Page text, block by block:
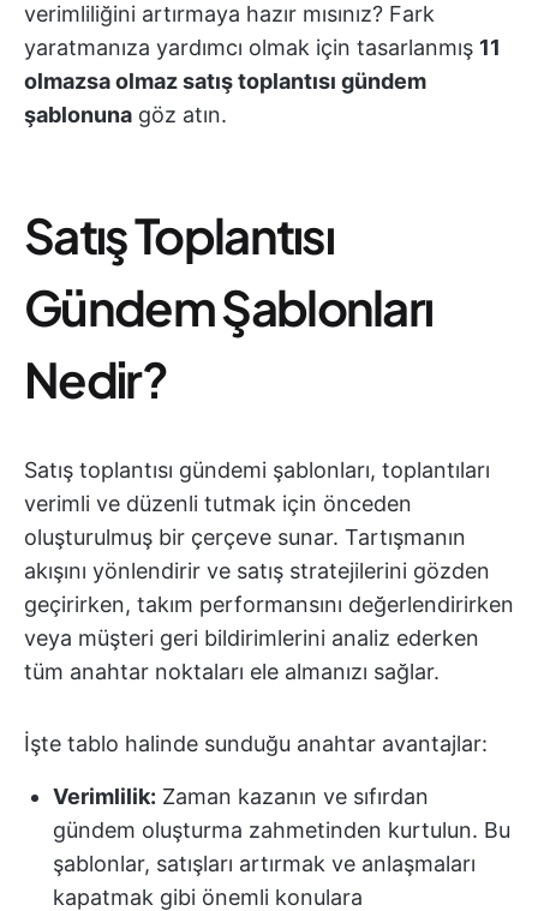
verimliliğini artırmaya hazır mısınız? Fark
yaratmanıza yardımcı olmak için tasarlanmış 11
olmazsa olmaz satış toplantısı gündem
şablonuna göz atın.
Satış Toplantısı
Gündem Şablonları
Nedir?
Satış toplantısı gündemi şablonları, toplantıları
verimli ve düzenli tutmak için önceden
oluşturulmuş bir çerçeve sunar. Tartışmanın
akışını yönlendirir ve satış stratejilerini gözden
geçirirken, takım performansını değerlendirirken
veya müşteri geri bildirimlerini analiz ederken
tüm anahtar noktaları ele almanızı sağlar.
İşte tablo halinde sunduğu anahtar avantajlar:
Verimlilik: Zaman kazanın ve sıfırdan
gündem oluşturma zahmetinden kurtulun. Bu
şablonlar, satışları artırmak ve anlaşmaları
kapatmak gibi önemli konulara